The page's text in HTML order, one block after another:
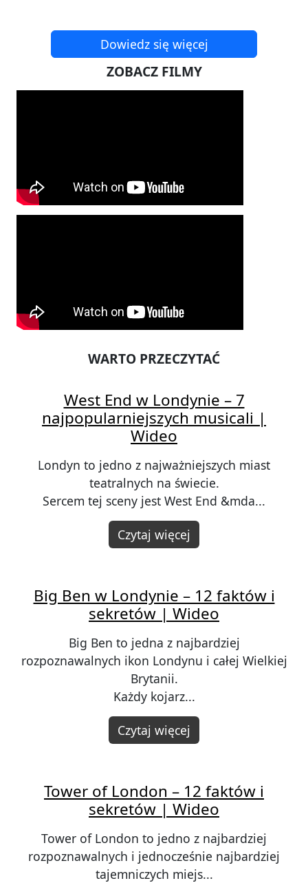
Dowiedz się więcej
ZOBACZ FILMY
WARTO PRZECZYTAĆ
West End w Londynie – 7
najpopularniejszych musicali |
Wideo
Londyn to jedno z najważniejszych miast
teatralnych na świecie.
Sercem tej sceny jest West End &mda...
Czytaj więcej
Big Ben w Londynie – 12 faktów i
sekretów | Wideo
Big Ben to jedna z najbardziej
rozpoznawalnych ikon Londynu i całej Wielkiej
Brytanii.
Każdy kojarz...
Czytaj więcej
Tower of London – 12 faktów i
sekretów | Wideo
Tower of London to jedno z najbardziej
rozpoznawalnych i jednocześnie najbardziej
tajemniczych miejs...